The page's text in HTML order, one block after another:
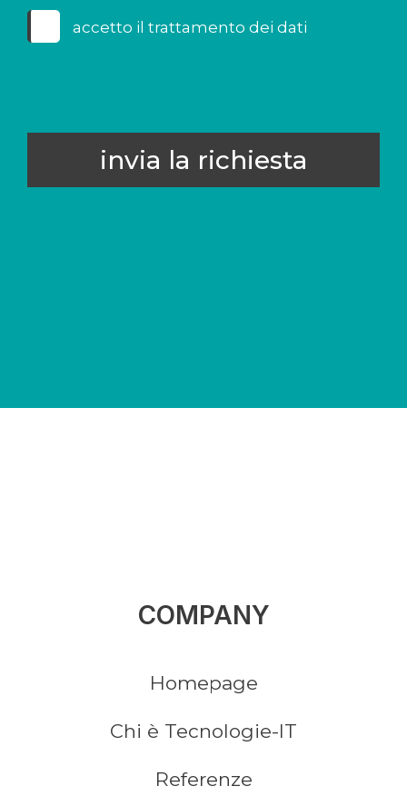
accetto il trattamento dei dati
invia la richiesta
COMPANY
Homepage
Chi è Tecnologie-IT
Referenze